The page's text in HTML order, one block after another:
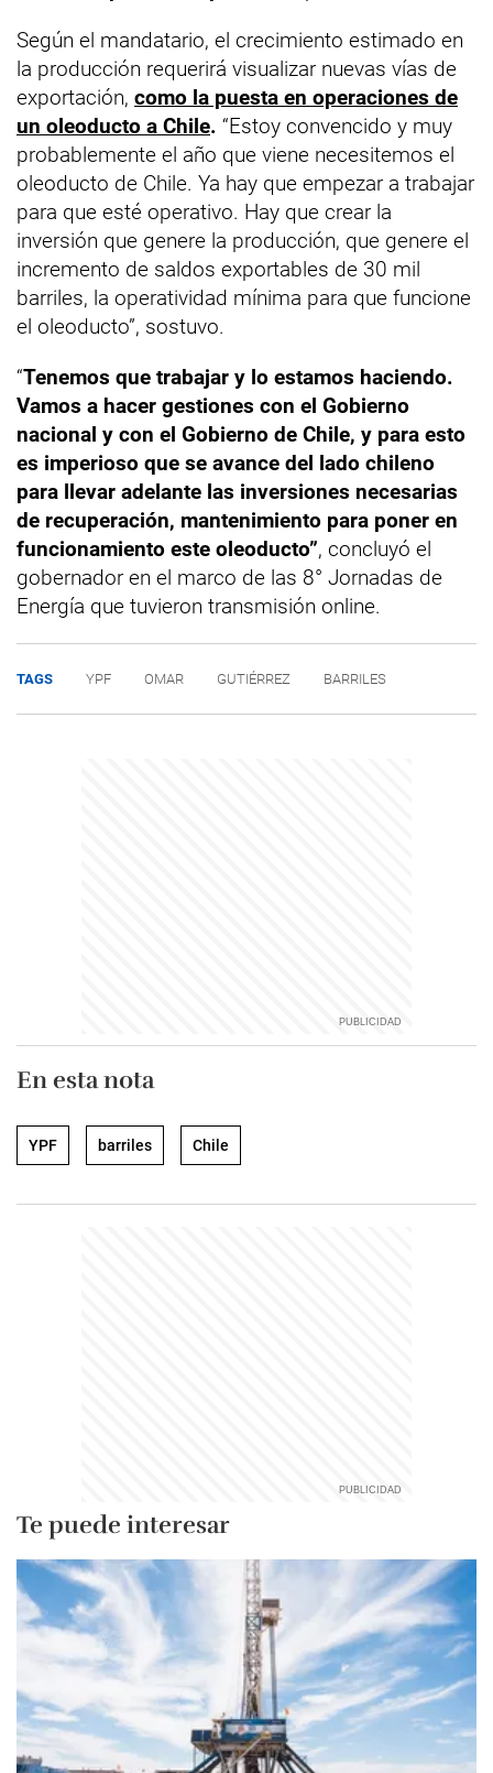
Según el mandatario, el crecimiento estimado en
la producción requerirá visualizar nuevas vías de
exportación, como la puesta en operaciones de
un oleoducto a Chile. “Estoy convencido y muy
probablemente el año que viene necesitemos el
oleoducto de Chile. Ya hay que empezar a trabajar
para que esté operativo. Hay que crear la
inversión que genere la producción, que genere el
incremento de saldos exportables de 30 mil
barriles, la operatividad mínima para que funcione
el oleoducto”, sostuvo.
“Tenemos que trabajar y lo estamos haciendo.
Vamos a hacer gestiones con el Gobierno
nacional y con el Gobierno de Chile, y para esto
es imperioso que se avance del lado chileno
para llevar adelante las inversiones necesarias
de recuperación, mantenimiento para poner en
funcionamiento este oleoducto”, concluyó el
gobernador en el marco de las 8° Jornadas de
Energía que tuvieron transmisión online.
TAGS YPF OMAR GUTIÉRREZ BARRILES
En esta nota
YPF barriles Chile
Te puede interesar